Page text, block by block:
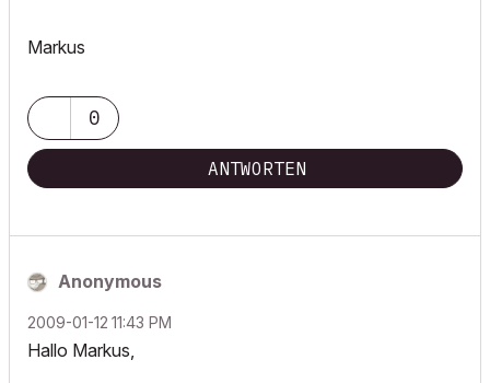
Markus
0
ANTWORTEN
Anonymous
‎2009-01-12 11:43 PM
Hallo Markus,